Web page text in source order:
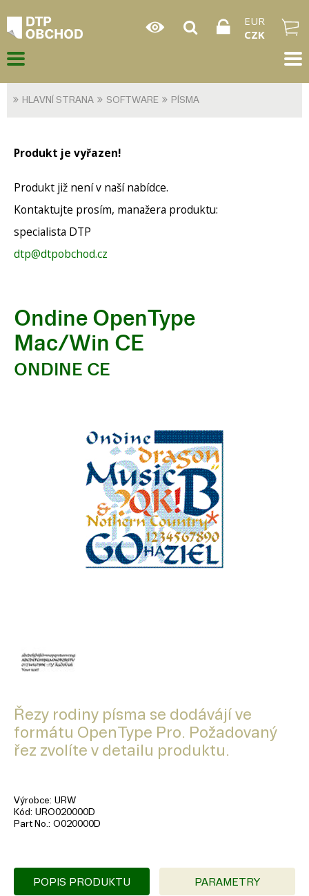
EUR
CZK
HLAVNÍ STRANA SOFTWARE PÍSMA
Produkt je vyřazen!
Produkt již není v naší nabídce.
Kontaktujte prosím, manažera produktu:
specialista DTP
dtp@dtpobchod.cz
Ondine OpenType
Mac/Win CE
ONDINE CE
Řezy rodiny písma se dodávájí ve
formátu OpenType Pro. Požadovaný
řez zvolíte v detailu produktu.
Výrobce URW
Kód URO020000D
Part No. O020000D
POPIS PRODUKTU PARAMETRY